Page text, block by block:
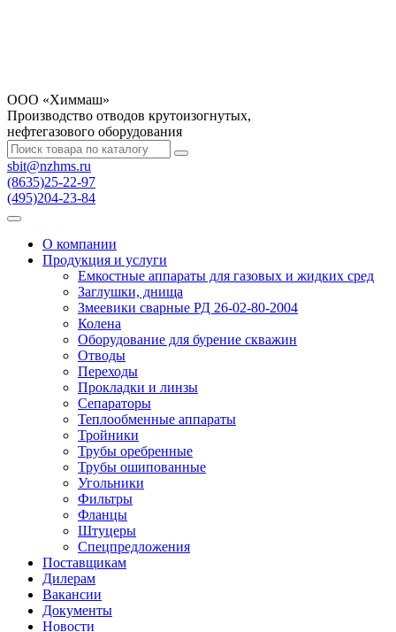
OOO «Химмаш»
Производство отводов крутоизогнутых,
нефтегазового оборудования
sbit@nzhms.ru
(8635)25-22-97
(495)204-23-84
О компании
Продукция и услуги
Емкостные аппараты для газовых и жидких сред
Заглушки, днища
Змеевики сварные РД 26-02-80-2004
Колена
Оборудование для бурение скважин
Отводы
Переходы
Прокладки и линзы
Сепараторы
Теплообменные аппараты
Тройники
Трубы оребренные
Трубы ошипованные
Угольники
Фильтры
Фланцы
Штуцеры
Спецпредложения
Поставщикам
Дилерам
Вакансии
Документы
Новости